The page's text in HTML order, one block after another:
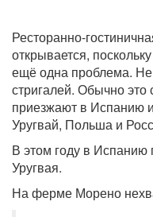
Ресторанно-
открывается,
ещё одна проблема.
стригалей. Обычно
приезжают в Испанию
Уругвай, Польша и
В этом году в Испанию
Уругвая.
На ферме Морено